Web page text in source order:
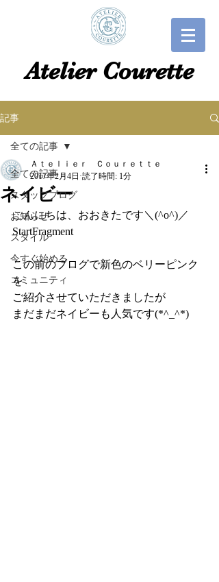
​​Atelier Courette​
記事
全ての記事
スタッフブログ
お知らせ
スタイル
今すぐ始める
コミュニティ
全ての記事
ネイビー
Ａｔｅｌｉｅｒ Ｃｏｕｒｅｔｔｅ
2017年2月4日 読了時間: 1分
こんにちは、おおきたです＼(^o^)／
StartFragment
この前のブログで新色のベリーピンク
を
ご紹介させていただきましたが
まだまだネイビーも人気です(*^_^*)